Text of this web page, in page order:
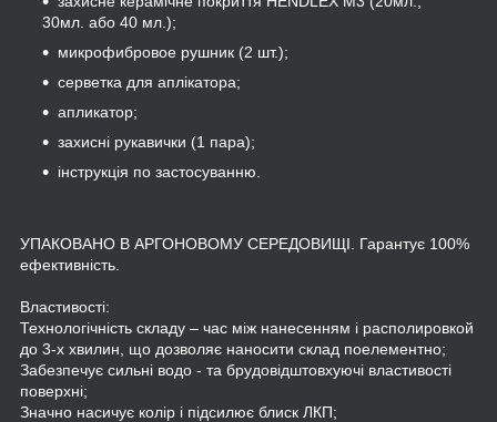
30мл. або 40 мл.);
микрофибровое рушник (2 шт.);
серветка для аплікатора;
апликатор;
захисні рукавички (1 пара);
інструкція по застосуванню.
УПАКОВАНО В АРГОНОВОМУ СЕРЕДОВИЩІ. Гарантує 100%
ефективність.
Властивості:
Технологічність складу – час між нанесенням і располировкой
до 3-х хвилин, що дозволяє наносити склад поелементно;
Забезпечує сильні водо - та брудовідштовхуючі властивості
поверхні;
Значно насичує колір і підсилює блиск ЛКП;